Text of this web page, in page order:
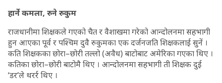
हार्ने कमला, रुने रुकुम
राजधानीमा शिक्षकले गएको चैत र वैशाखमा गरेको आन्दोलनमा सहभागी
हुन आएका पूर्व र पश्चिम दुवै रुकुमका एक दर्जनजति शिक्षकलाई सुनें ।
कति शिक्षकका छोरा–छोरी तल्लो (अवैध) बाटोबाट अमेरिका गएका थिए ।
कतिका छोरा–छोरी बाटोमै थिए । आन्दोलनमा सहभागी ती शिक्षक दुई
‘डर’ले थरर्र थिए ।